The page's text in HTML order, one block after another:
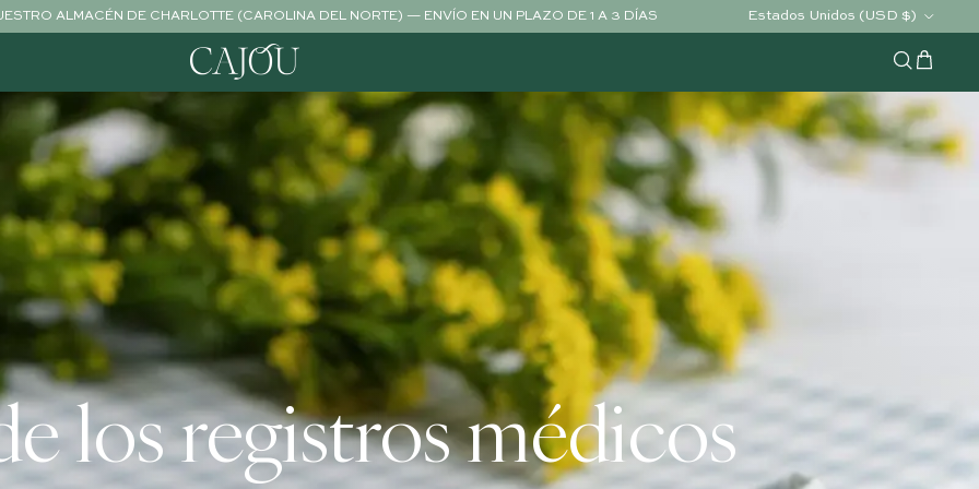
ALMACÉN DE CHARLOTTE (CAROLINA DEL NORTE) — ENVÍO EN UN PLAZO DE 1 A 3 DÍAS
País/Región
Estados Unidos (USD $)
BuscarCarrito
los registros médicos